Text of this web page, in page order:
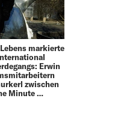
markierte
Erwin
zwischen
Minute …